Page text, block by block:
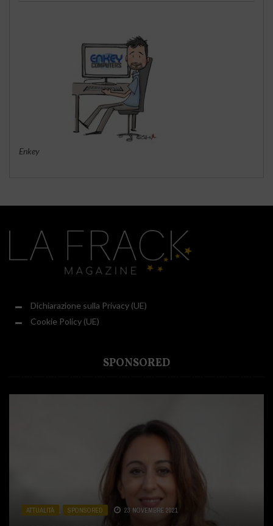
Enkey
Dichiarazione sulla Privacy (UE)
Cookie Policy (UE)
SPONSORED
ATTUALITÀ SPONSORED 23 NOVEMBRE 2021
ATTUALITÀ CUCINA , SPONSORED 2 DICEMBRE 2020
ATTUALITÀ SPONSORED 31 LUGLIO 2020